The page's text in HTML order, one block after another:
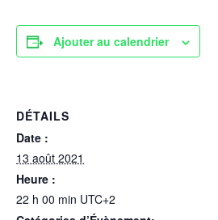
Ajouter au calendrier
DÉTAILS
Date :
13 août 2021
Heure :
22 h 00 min UTC+2